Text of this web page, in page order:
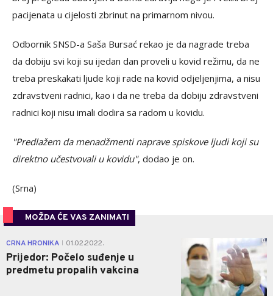
pacijenata u cijelosti zbrinut na primarnom nivou.
Odbornik SNSD-a Saša Bursać rekao je da nagrade treba
da dobiju svi koji su ijedan dan proveli u kovid režimu, da ne
treba preskakati ljude koji rade na kovid odjeljenjima, a nisu
zdravstveni radnici, kao i da ne treba da dobiju zdravstveni
radnici koji nisu imali dodira sa radom u kovidu.
"Predlažem da menadžmenti naprave spiskove ljudi koji su
direktno učestvovali u kovidu", dodao je on.
(Srna)
MOŽDA ĆE VAS ZANIMATI
CRNA HRONIKA 01.02.2022.
Prijedor: Počelo suđenje u
predmetu propalih vakcina
0